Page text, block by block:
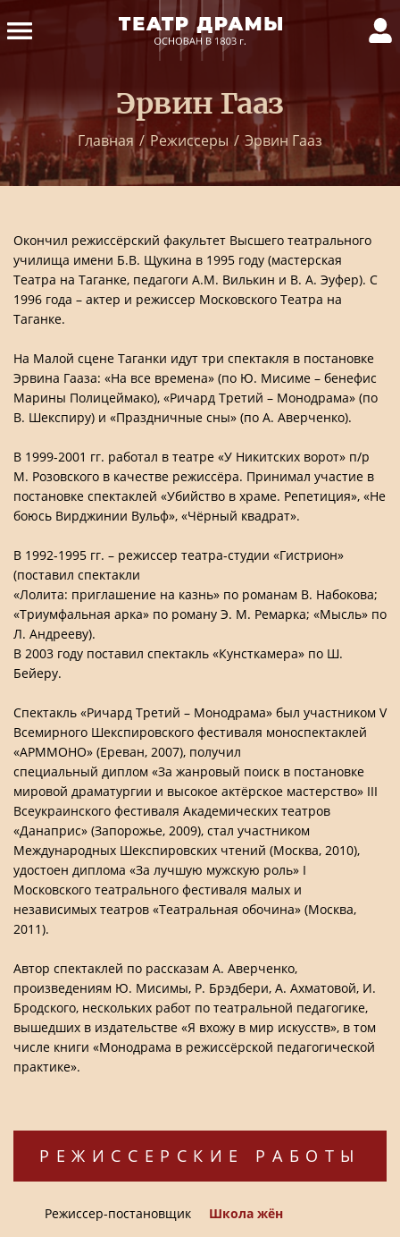
Эрвин Гааз
Главная / Режиссеры / Эрвин Гааз
Окончил режиссёрский факультет Высшего театрального
училища имени Б.В. Щукина в 1995 году (мастерская
Театра на Таганке, педагоги А.М. Вилькин и В. А. Эуфер). С
1996 года – актер и режиссер Московского Театра на
Таганке.
На Малой сцене Таганки идут три спектакля в постановке
Эрвина Гааза: «На все времена» (по Ю. Мисиме – бенефис
Марины Полицеймако), «Ричард Третий – Монодрама» (по
В. Шекспиру) и «Праздничные сны» (по А. Аверченко).
В 1999-2001 гг. работал в театре «У Никитских ворот» п/р
М. Розовского в качестве режиссёра. Принимал участие в
постановке спектаклей «Убийство в храме. Репетиция», «Не
боюсь Вирджинии Вульф», «Чёрный квадрат».
В 1992-1995 гг. – режиссер театра-студии «Гистрион»
(поставил спектакли
«Лолита: приглашение на казнь» по романам В. Набокова;
«Триумфальная арка» по роману Э. М. Ремарка; «Мысль» по
Л. Андрееву).
В 2003 году поставил спектакль «Кунсткамера» по Ш.
Бейеру.
Спектакль «Ричард Третий – Монодрама» был участником V
Всемирного Шекспировского фестиваля моноспектаклей
«АРММОНО» (Ереван, 2007), получил
специальный диплом «За жанровый поиск в постановке
мировой драматургии и высокое актёрское мастерство» III
Всеукраинского фестиваля Академических театров
«Данаприс» (Запорожье, 2009), стал участником
Международных Шекспировских чтений (Москва, 2010),
удостоен диплома «За лучшую мужскую роль» I
Московского театрального фестиваля малых и
независимых театров «Театральная обочина» (Москва,
2011).
Автор спектаклей по рассказам А. Аверченко,
произведениям Ю. Мисимы, Р. Брэдбери, А. Ахматовой, И.
Бродского, нескольких работ по театральной педагогике,
вышедших в издательстве «Я вхожу в мир искусств», в том
числе книги «Монодрама в режиссёрской педагогической
практике».
РЕЖИССЕРСКИЕ РАБОТЫ
Режиссер-постановщик Школа жён